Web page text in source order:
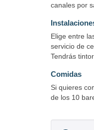
canales por
Elige entre
servicio de
Tendrás
Comidas
Si quieres
de los 10